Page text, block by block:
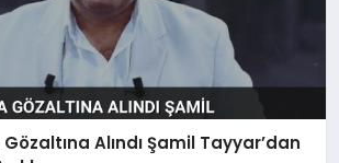
Alındı Şamil Tayyar’dan